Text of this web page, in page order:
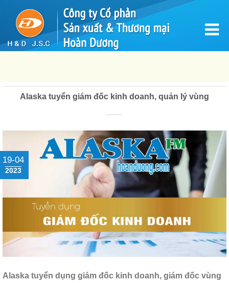
Alaska tuyển giám đốc kinh doanh, quản lý vùng
19-04
2023
Alaska tuyển dụng giám đốc kinh doanh, giám đốc vùng